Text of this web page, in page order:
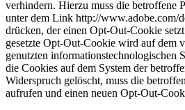
verhindern. Hierzu muss die betroffene
unter dem Link http://www.adobe.com/
drücken, der einen Opt-Out-Cookie
gesetzte Opt-Out-Cookie wird auf dem
genutzten informationstechnologischen
die Cookies auf dem System der
Widerspruch gelöscht, muss die
aufrufen und einen neuen Opt-Out-